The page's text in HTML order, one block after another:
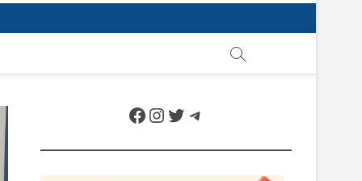
Facebook
Instagram
Twitter
Telegram